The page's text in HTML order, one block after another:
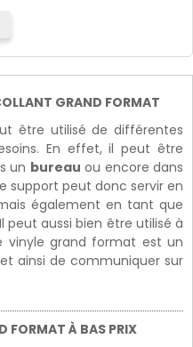
GRAND FORMAT
être utilisé de différentes
En effet, il peut être
un bureau ou encore dans
support peut donc servir en
également en tant que
peut aussi bien être utilisé à
vinyle grand format est un
ainsi de communiquer sur
FORMAT À BAS PRIX